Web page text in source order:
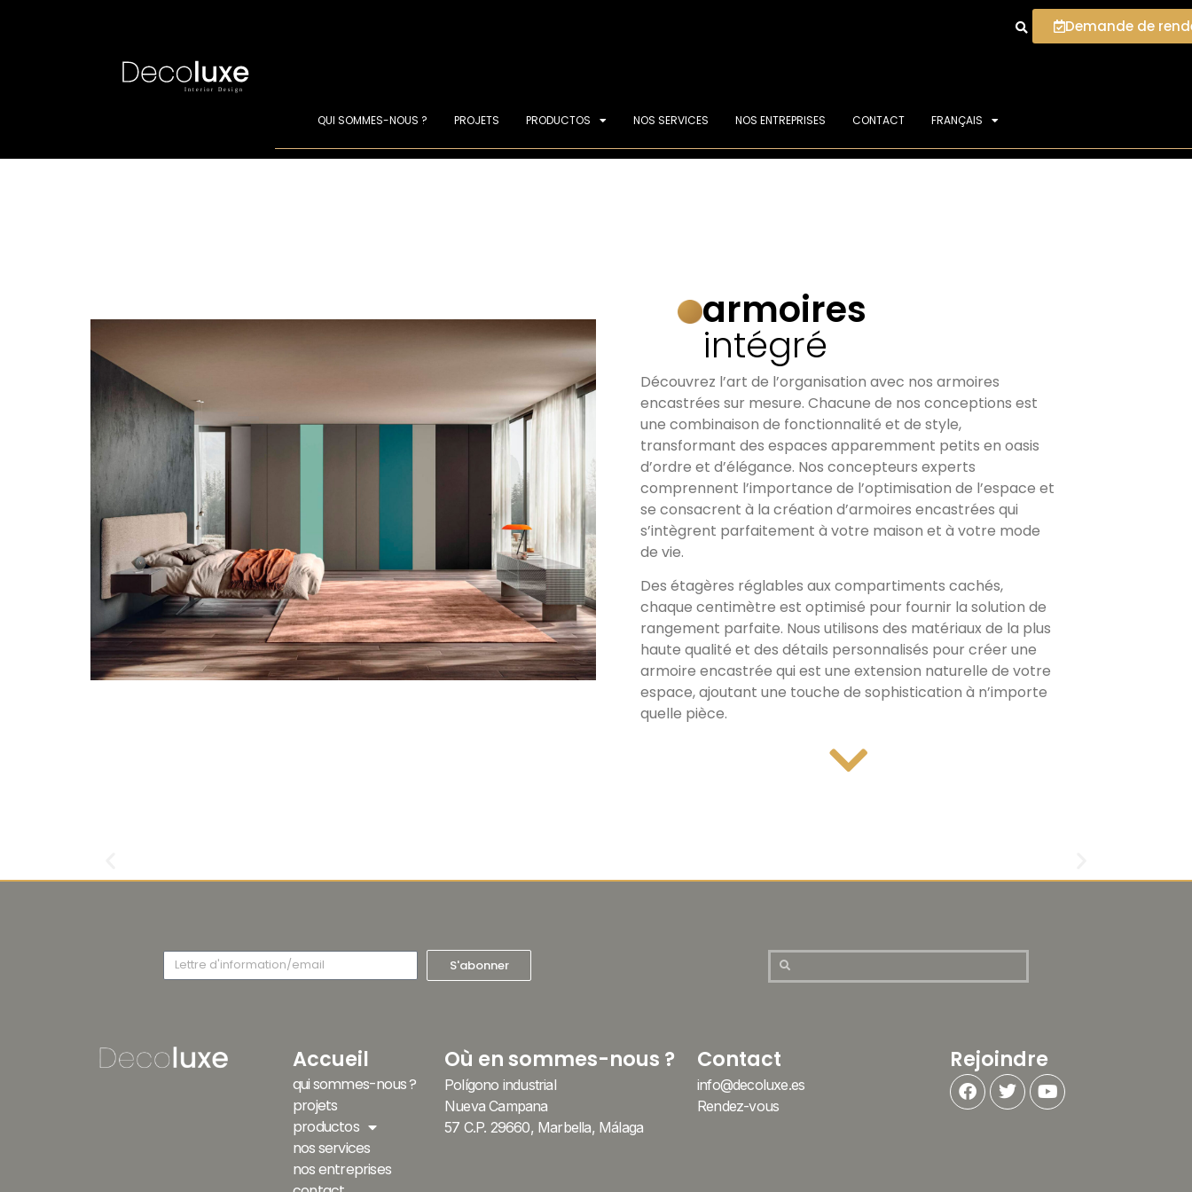
Demande de
QUI SOMMES-NOUS ? PROJETS PRODUCTOS NOS SERVICES NOS ENTREPRISES CONTACT FRANÇAIS
armoires
intégré
Découvrez l’art de l’organisation avec nos armoires
encastrées sur mesure. Chacune de nos conceptions est
une combinaison de fonctionnalité et de style,
transformant des espaces apparemment petits en oasis
d’ordre et d’élégance. Nos concepteurs experts
comprennent l’importance de l’optimisation de l’espace et
se consacrent à la création d’armoires encastrées qui
s’intègrent parfaitement à votre maison et à votre mode
de vie.
Des étagères réglables aux compartiments cachés,
chaque centimètre est optimisé pour fournir la solution de
rangement parfaite. Nous utilisons des matériaux de la plus
haute qualité et des détails personnalisés pour créer une
armoire encastrée qui est une extension naturelle de votre
espace, ajoutant une touche de sophistication à n’importe
quelle pièce.
S'abonner
Accueil
qui sommes-nous ?
projets
productos
nos services
nos entreprises
Où en sommes-nous ?
Polígono industrial
Nueva Campana
57 C.P. 29660, Marbella, Málaga
Contact
info@decoluxe.es
Rendez-vous
Rejoindre